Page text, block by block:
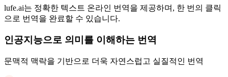
lufe.ai는 정확한 텍스트 온라인 번역을 제공하며, 한 번의 클릭
으로 번역을 완료할 수 있습니다.
인공지능으로 의미를 이해하는 번역
문맥적 맥락을 기반으로 더욱 자연스럽고 실질적인 번역